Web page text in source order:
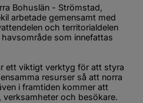
Bohuslän - Strömstad,
arbetade gemensamt med
och territorialdelen
som innefattas
ett viktigt verktyg för att styra
resurser så att norra
i framtiden kommer att
och besökare.